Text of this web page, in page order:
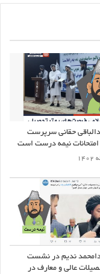
کې، د
د بهرنیو چارو
چارو وزير
وینا کوي
— Hafiz
ها را در سرویس خبری خود
استفاده نمود
حقانی سرپرست
امتحانات نیمه درست است
ندیم در نشست
عالی و معارف در